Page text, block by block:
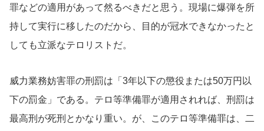
罪などの適用があって然るべきだと思う。現場に爆弾を所
持して実行に移したのだから、目的が冠水できなかったと
しても立派なテロリストだ。
威力業務妨害罪の刑罰は「3年以下の懲役または50万円以
下の罰金」である。テロ等準備罪が適用されれば、刑罰は
最高刑が死刑とかなり重い。が、このテロ等準備罪は、二